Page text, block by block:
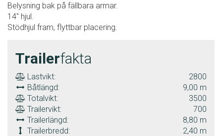
Belysning bak på fällbara armar.
14" hjul.
Stödhjul fram, flyttbar placering.
Trailerfakta
Lastvikt:
2800
Båtlängd:
9,00 m
Totalvikt:
3500
Trailervikt:
700
Trailerlängd:
8,80 m
Trailerbredd:
2,40 m